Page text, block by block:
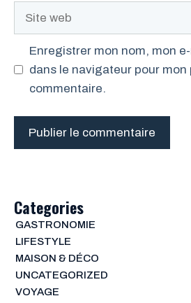
Site
Enregistrer mon nom, mon
dans le navigateur pour mon
commentaire.
Categories
GASTRONOMIE
LIFESTYLE
MAISON & DÉCO
UNCATEGORIZED
VOYAGE